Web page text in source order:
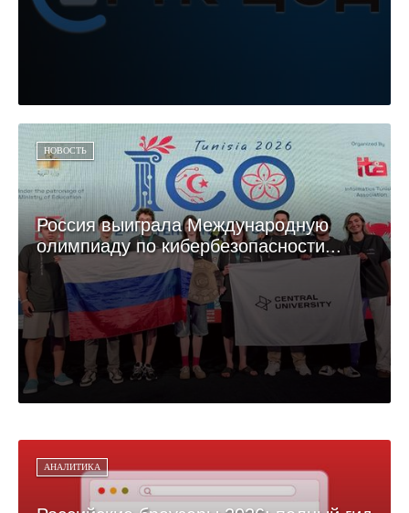
НОВОСТЬ
Россия выиграла Международную
олимпиаду по кибербезопасности...
АНАЛИТИКА